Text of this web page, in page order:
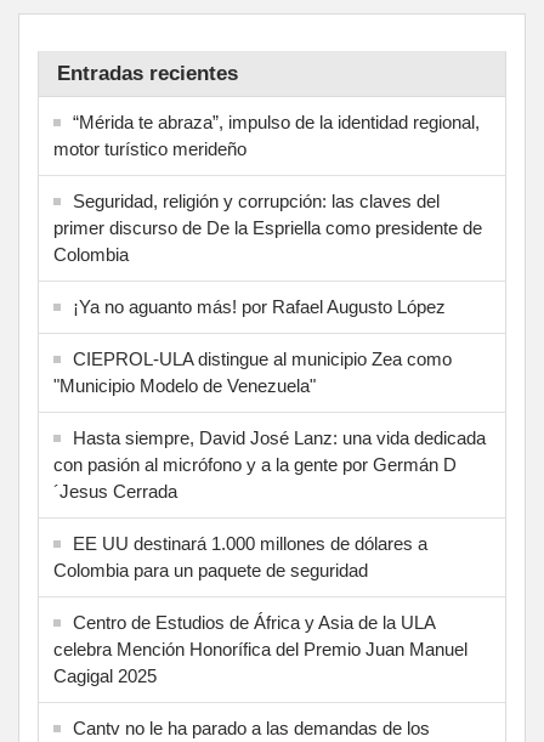
Entradas recientes
“Mérida te abraza”, impulso de la identidad regional,
motor turístico merideño
Seguridad, religión y corrupción: las claves del
primer discurso de De la Espriella como presidente de
Colombia
¡Ya no aguanto más! por Rafael Augusto López
CIEPROL-ULA distingue al municipio Zea como
"Municipio Modelo de Venezuela"
Hasta siempre, David José Lanz: una vida dedicada
con pasión al micrófono y a la gente por Germán D
´Jesus Cerrada
EE UU destinará 1.000 millones de dólares a
Colombia para un paquete de seguridad
Centro de Estudios de África y Asia de la ULA
celebra Mención Honorífica del Premio Juan Manuel
Cagigal 2025
Cantv no le ha parado a las demandas de los